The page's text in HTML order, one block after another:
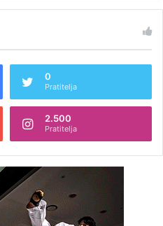
0
Pratitelja
2.500
Pratitelja